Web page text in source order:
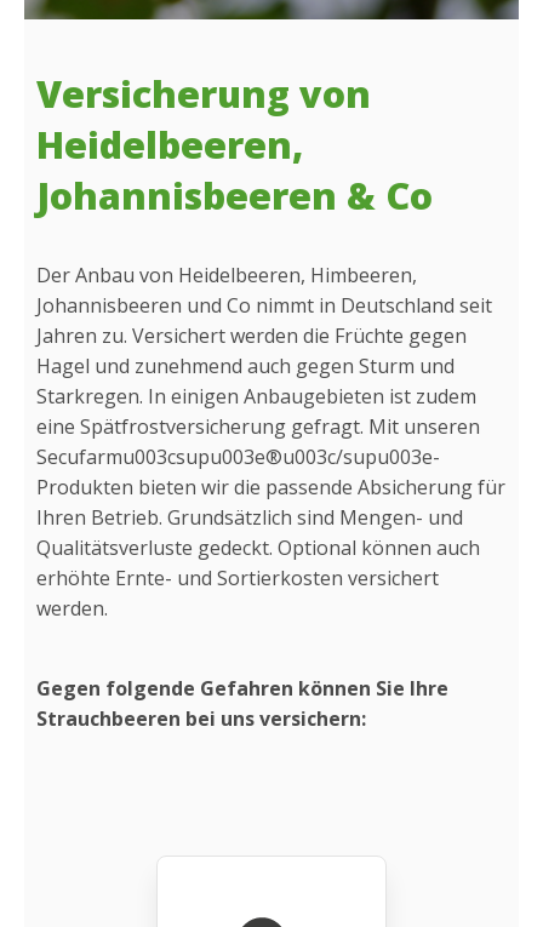
Versicherung von
Heidelbeeren,
Johannisbeeren & Co
Der Anbau von Heidelbeeren, Himbeeren,
Johannisbeeren und Co nimmt in Deutschland seit
Jahren zu. Versichert werden die Früchte gegen
Hagel und zunehmend auch gegen Sturm und
Starkregen. In einigen Anbaugebieten ist zudem
eine Spätfrostversicherung gefragt. Mit unseren
Secufarmu003csupu003e®u003c/supu003e-
Produkten bieten wir die passende Absicherung für
Ihren Betrieb. Grundsätzlich sind Mengen- und
Qualitätsverluste gedeckt. Optional können auch
erhöhte Ernte- und Sortierkosten versichert
werden.
Gegen folgende Gefahren können Sie Ihre
Strauchbeeren bei uns versichern: